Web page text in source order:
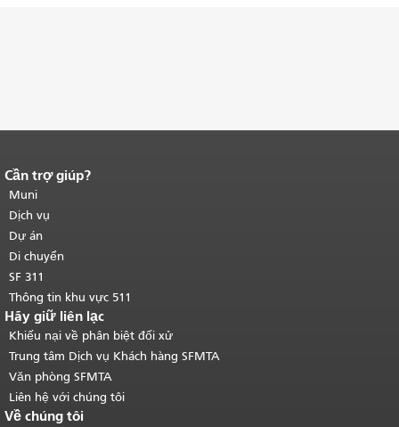
Kết thúc nội dung trang.
của trang này được lặp lại trên mọi
trang.Quay lại đầu trang nội dung
chính.
Cần trợ giúp?
Muni
Dịch vụ
Dự án
Di chuyển
SF 311
Thông tin khu vực 511
Hãy giữ liên lạc
Khiếu nại về phân biệt đối xử
Trung tâm Dịch vụ Khách hàng SFMTA
Văn phòng SFMTA
Liên hệ với chúng tôi
Về chúng tôi